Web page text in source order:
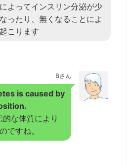
よってインスリン分泌が少
ったり、無くなることによ
こります
Bさん
is caused by
な体質により
ですね。